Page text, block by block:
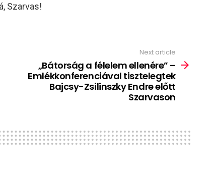
Szarvas!
Next article
„Bátorság a félelem ellenére” –
Emlékkonferenciával tisztelegtek
Bajcsy-Zsilinszky Endre előtt
Szarvason